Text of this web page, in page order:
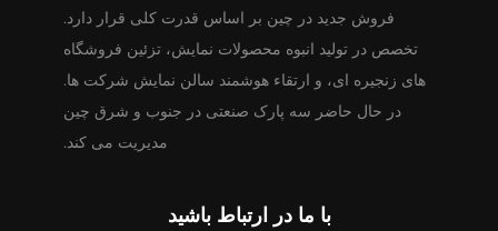
فروش جدید در چین بر اساس قدرت کلی قرار دارد.
تخصص در تولید انبوه محصولات نمایش، تزئین فروشگاه
های زنجیره ای، و ارتقاء هوشمند سالن نمایش شرکت ها.
در حال حاضر سه پارک صنعتی در جنوب و شرق چین
مدیریت می کند.
با ما در ارتباط باشید